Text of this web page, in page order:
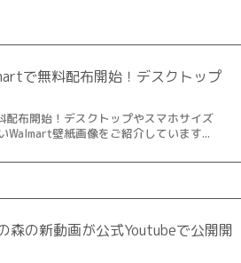
で無料配布開始！デスクトップ
配布開始！デスクトップやスマホサイズ
Walmart壁紙画像をご紹介しています...
森の新動画が公式Youtubeで公開開